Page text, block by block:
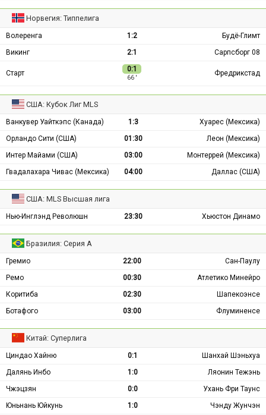
Норвегия: Типпелига
Волеренга 1:2
Будё-Глимт
Викинг
2:1 Сарпсборг 08
Старт 0:1
66 ′
Фредрикстад
США: Кубок Лиг MLS
Ванкувер Уайткэпс (Канада) 1:3
Хуарес (Мексика)
Орландо Сити (США)
01:30
Леон (Мексика)
Интер Майами (США)
03:00
Монтеррей (Мексика)
Гвадалахара Чивас (Мексика)
04:00 Даллас (США)
США: MLS Высшая лига
Нью-Инглэнд Революшн 23:30 Хьюстон Динамо
Бразилия: Серия А
Гремио 22:00
Сан-Паулу
Ремо
00:30
Атлетико Минейро
Коритиба
02:30
Шапекоэнсе
Ботафого
03:00 Флуминенсе
Китай: Суперлига
Циндао Хайню 0:1
Шанхай Шэньхуа
Далянь Инбо
1:0
Ляонин Тежэнь
Чжэцзян
0:0
Ухань Фри Таунс
Юньнань Юйкунь
1:0 Чэнду Жунчэн